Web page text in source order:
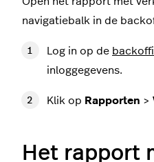
navigatiebalk in de
Log in op de
inloggegevens.
Klik op Rapporten >
Het rapport